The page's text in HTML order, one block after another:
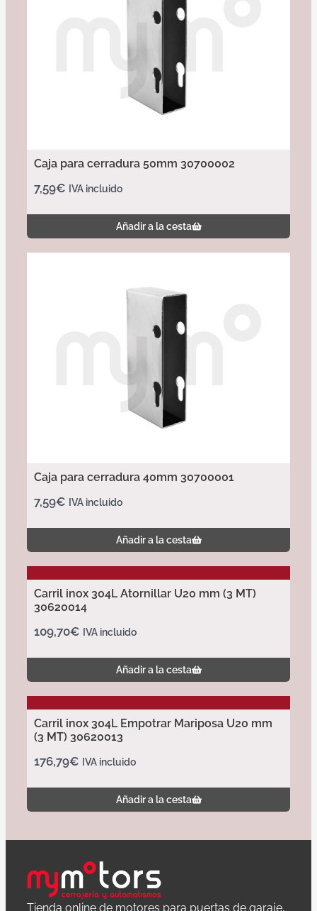
Caja para cerradura 50mm 30700002
7,59€ IVA incluido
Añadir a la cesta
Caja para cerradura 40mm 30700001
7,59€ IVA incluido
Añadir a la cesta
Carril inox 304L Atornillar U20 mm (3 MT)
30620014
109,70€ IVA incluido
Añadir a la cesta
Carril inox 304L Empotrar Mariposa U20 mm
(3 MT) 30620013
176,79€ IVA incluido
Añadir a la cesta
Tienda online de motores para puertas de garaje,